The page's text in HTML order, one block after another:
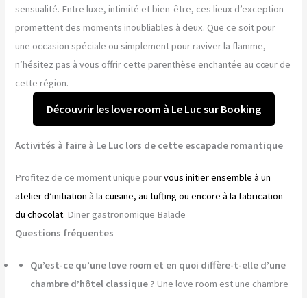
sensualité. Entre luxe, intimité et bien-être, ces lieux d’exception
promettent des moments inoubliables à deux. Que ce soit pour
une occasion spéciale ou simplement pour raviver la flamme,
n’hésitez pas à vous offrir cette parenthèse enchantée au cœur de
cette région.
Découvrir les love room à Le Luc sur Booking
Activités à faire à Le Luc lors de cette escapade romantique
Profitez de ce moment unique pourvous initier ensemble à un
atelier d’initiation à la cuisine, au tufting ou encore à la fabrication
du chocolat. Diner gastronomique Balade
Questions fréquentes
Qu’est-ce qu’une love room et en quoi diffère-t-elle d’une
chambre d’hôtel classique ? Une love room est une chambre